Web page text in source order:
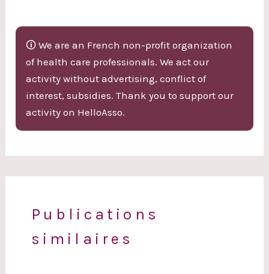
🛈 We are an French non-profit organization
of health care professionals. We act our
activity without advertising, conflict of
interest, subsidies. Thank you to support our
activity on HelloAsso.
Publications
similaires